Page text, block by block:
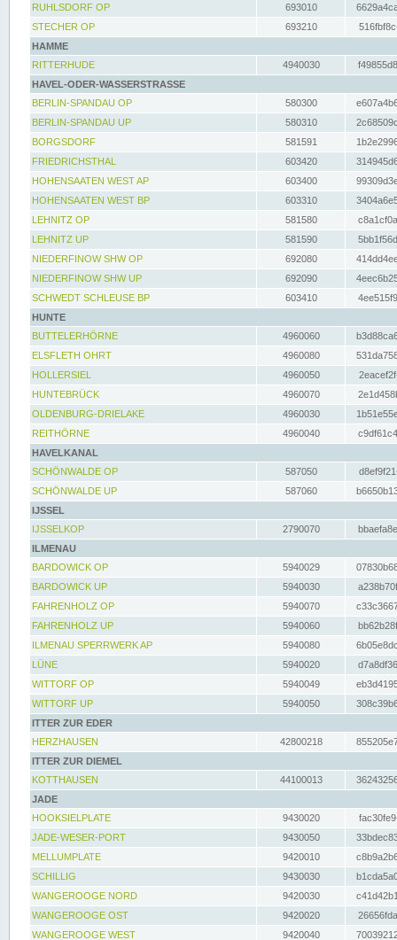
RUHLSDORF OP
693010
STECHER OP
693210
HAMME
RITTERHUDE
4940030
HAVEL-ODER-WASSERSTRASSE
BERLIN-SPANDAU OP
580300
BERLIN-SPANDAU UP
580310
BORGSDORF
581591
FRIEDRICHSTHAL
603420
HOHENSAATEN WEST AP
603400
HOHENSAATEN WEST BP
603310
LEHNITZ OP
581580
LEHNITZ UP
581590
NIEDERFINOW SHW OP
692080
NIEDERFINOW SHW UP
692090
SCHWEDT SCHLEUSE BP
603410
HUNTE
BUTTELERHÖRNE
4960060
ELSFLETH OHRT
4960080
HOLLERSIEL
4960050
HUNTEBRÜCK
4960070
OLDENBURG-DRIELAKE
4960030
REITHÖRNE
4960040
HAVELKANAL
SCHÖNWALDE OP
587050
SCHÖNWALDE UP
587060
IJSSEL
IJSSELKOP
2790070
ILMENAU
BARDOWICK OP
5940029
BARDOWICK UP
5940030
FAHRENHOLZ OP
5940070
FAHRENHOLZ UP
5940060
ILMENAU SPERRWERK AP
5940080
LÜNE
5940020
WITTORF OP
5940049
WITTORF UP
5940050
ITTER ZUR EDER
HERZHAUSEN
42800218
ITTER ZUR DIEMEL
KOTTHAUSEN
44100013
JADE
HOOKSIELPLATE
9430020
JADE-WESER-PORT
9430050
MELLUMPLATE
9420010
SCHILLIG
9430030
WANGEROOGE NORD
9420030
WANGEROOGE OST
9420020
WANGEROOGE WEST
9420040